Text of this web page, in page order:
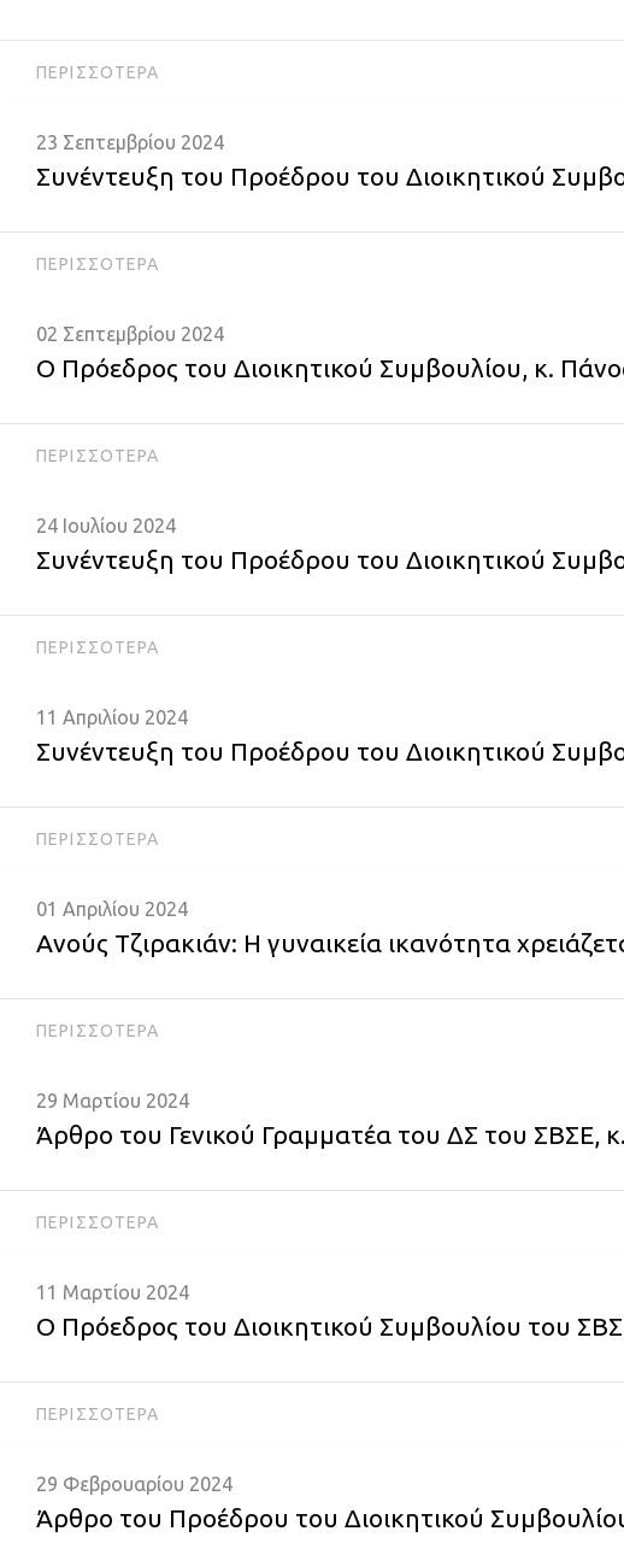
ΠΕΡΙΣΣΌΤΕΡΑ
23 Σεπτεμβρίου 2024
Συνέντευξη του Προέδρου του Διοικητικού
ΠΕΡΙΣΣΌΤΕΡΑ
02 Σεπτεμβρίου 2024
Ο Πρόεδρος του Διοικητικού Συμβουλίου, κ.
ΠΕΡΙΣΣΌΤΕΡΑ
24 Ιουλίου 2024
Συνέντευξη του Προέδρου του Διοικητικού
ΠΕΡΙΣΣΌΤΕΡΑ
11 Απριλίου 2024
Συνέντευξη του Προέδρου του Διοικητικού
ΠΕΡΙΣΣΌΤΕΡΑ
01 Απριλίου 2024
Ανούς Τζιρακιάν: Η γυναικεία ικανότητα
ΠΕΡΙΣΣΌΤΕΡΑ
29 Μαρτίου 2024
Άρθρο του Γενικού Γραμματέα του ΔΣ του ΣΒΣΕ,
ΠΕΡΙΣΣΌΤΕΡΑ
11 Μαρτίου 2024
Ο Πρόεδρος του Διοικητικού Συμβουλίου του
ΠΕΡΙΣΣΌΤΕΡΑ
29 Φεβρουαρίου 2024
Άρθρο του Προέδρου του Διοικητικού